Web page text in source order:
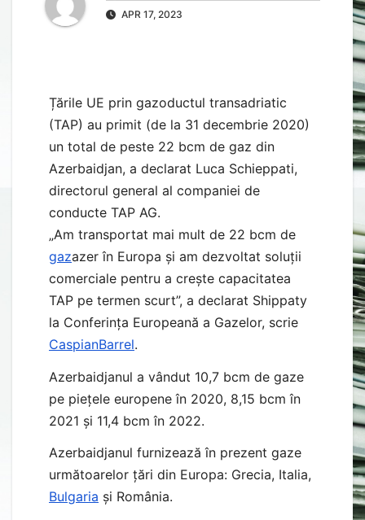
APR 17, 2023
Țările UE prin gazoductul transadriatic
(TAP) au primit (de la 31 decembrie 2020)
un total de peste 22 bcm de gaz din
Azerbaidjan, a declarat Luca Schieppati,
directorul general al companiei de
conducte TAP AG.
„Am transportat mai mult de 22 bcm de
gazazer în Europa și am dezvoltat soluții
comerciale pentru a crește capacitatea
TAP pe termen scurt”, a declarat Shippaty
la Conferința Europeană a Gazelor, scrie
CaspianBarrel.
Azerbaidjanul a vândut 10,7 bcm de gaze
pe piețele europene în 2020, 8,15 bcm în
2021 și 11,4 bcm în 2022.
Azerbaidjanul furnizează în prezent gaze
următoarelor țări din Europa: Grecia, Italia,
Bulgaria și România.